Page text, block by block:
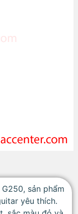
sản phẩm
yêu thích.